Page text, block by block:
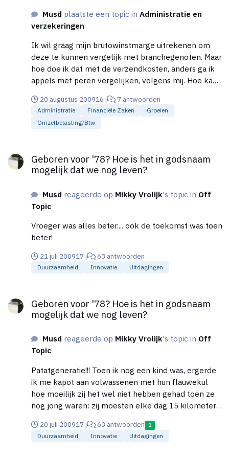
te krijgen.
Musd plaatste een topic inAdministratie en
verzekeringen
Ik wil graag mijn brutowinstmarge uitrekenen om
deze te kunnen vergelijk met branchegenoten. Maar
hoe doe ik dat met de verzendkosten, anders ga ik
appels met peren vergelijken, volgens mij. Hoe kan
een snel overzicht te krijgen. De verzendkosten die
de klant aan mij betaald boek ik nu bij mijn omzet
op. Is dit gebruikelijk? Doordat ik deze als omzet
deze wil vergelijke met de normale detailhandel)
Omdat sommige klanten wel en anderen geen (bij
bruto winst : Omzet + betaalde verzendkosten -
inkoopprijs. Of : Omzet (excl. betaalde
verzendkosten) - inkoopprijs Ik zou graag mijn
brutowinstmarge vergelijken met branchegenoten
betaalde) verzendkosten als omzet te berekenen
kom ik op een hogere winst marge uit (omdat ik de
verzendkosten bij de inkoop optellen om de
werkelijke brutowinst marge uit te rekenen. Is het
20 augustus 200916 j 7 antwoorden
Administratie Financiële Zaken
Groeien
Omzetbelasting/btw
Geboren voor '78? Hoe is het in godsnaam
mogelijk dat we nog leven?
Musd reageerde op Mikky Vrolijk's topic in Off
Topic
Vroeger was alles beter.... ook de toekomst was toen
beter!
21 juli 200917 j 63 antwoorden
Duurzaamheid Innovatie Uitdagingen
Geboren voor '78? Hoe is het in godsnaam
mogelijk dat we nog leven?
Musd reageerde op Mikky Vrolijk's topic in Off
Topic
Patatgeneratie!!! Toen ik nog een kind was, ergerde
ik me kapot aan volwassenen met hun flauwekul
hoe moeilijk zij het wel niet hebben gehad toen ze
nog jong waren: zij moesten elke dag 15 kilometer
naar hun te kleine en te oude klaslokaal waar ze
alleen maar achten of hoger haalden ondanks hun
20 juli 200917 j 63 antwoorden 1
Duurzaamheid Innovatie Uitdagingen